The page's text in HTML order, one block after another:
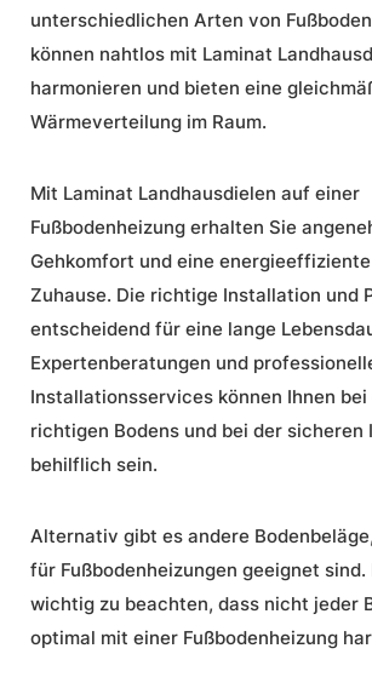
unterschiedlichen Arten von
können nahtlos mit Laminat
harmonieren und bieten eine
Wärmeverteilung im Raum.
Mit Laminat Landhausdielen auf einer
Fußbodenheizung erhalten Sie
Gehkomfort und eine
Zuhause. Die richtige Installation und
entscheidend für eine lange
Expertenberatungen und
Installationsservices können Ihnen bei
richtigen Bodens und bei der sicheren
behilflich sein.
Alternativ gibt es andere
für Fußbodenheizungen geeignet sind.
wichtig zu beachten, dass nicht jeder
optimal mit einer Fußbodenheizung